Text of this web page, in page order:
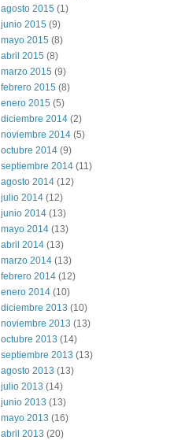
agosto 2015 (1)
junio 2015 (9)
mayo 2015 (8)
abril 2015 (8)
marzo 2015 (9)
febrero 2015 (8)
enero 2015 (5)
diciembre 2014 (2)
noviembre 2014 (5)
octubre 2014 (9)
septiembre 2014 (11)
agosto 2014 (12)
julio 2014 (12)
junio 2014 (13)
mayo 2014 (13)
abril 2014 (13)
marzo 2014 (13)
febrero 2014 (12)
enero 2014 (10)
diciembre 2013 (10)
noviembre 2013 (13)
octubre 2013 (14)
septiembre 2013 (13)
agosto 2013 (13)
julio 2013 (14)
junio 2013 (13)
mayo 2013 (16)
abril 2013 (20)